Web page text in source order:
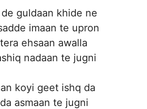
de guldaan khide ne
imaan te upron
ehsaan awalla
nadaan te jugni
koyi geet ishq da
asmaan te jugni